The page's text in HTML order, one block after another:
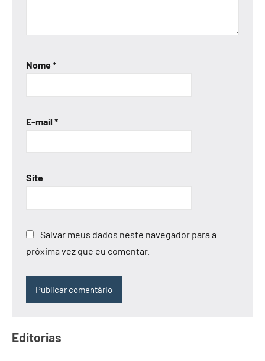
Nome*
E-mail *
Site
Salvar meus dados neste navegador para a
próxima vez que eu comentar.
Editorias